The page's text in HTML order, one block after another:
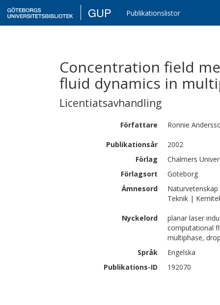
GUP Publikationslistor
Concentration field
fluid dynamics in
Licentiatsavhandling
Författare Ronnie
Publikationsår
2002
Förlag
Chalmers
Förlagsort
Göteborg
Ämnesord
Teknik |
Nyckelord
planar laser
computational
multiphase,
Språk
Engelska
Publikations-ID
192070